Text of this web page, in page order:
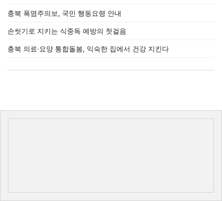
충북 폭염주의보, 국민 행동요령 안내
손씻기로 지키는 식중독 예방의 첫걸음
충북 의료·요양 통합돌봄, 익숙한 집에서 건강 지킨다